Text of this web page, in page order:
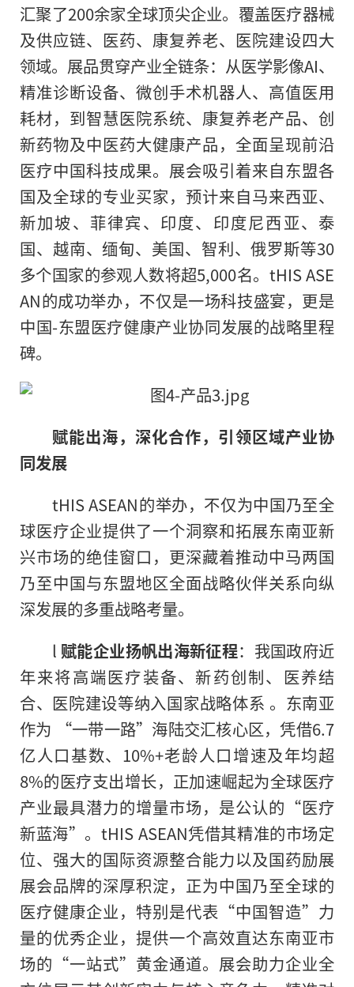
汇聚了200余家全球顶尖企业。覆盖医疗器械
及供应链、医药、康复养老、医院建设四大
领域。展品贯穿产业全链条：从医学影像AI、
精准诊断设备、微创手术机器人、高值医用
耗材，到智慧医院系统、康复养老产品、创
新药物及中医药大健康产品，全面呈现前沿
医疗中国科技成果。展会吸引着来自东盟各
国及全球的专业买家，预计来自马来西亚、
新加坡、菲律宾、印度、印度尼西亚、泰
国、越南、缅甸、美国、智利、俄罗斯等30
多个国家的参观人数将超5,000名。tHIS ASE
AN的成功举办，不仅是一场科技盛宴，更是
中国-东盟医疗健康产业协同发展的战略里程
碑。
赋能出海，深化合作，引领区域产业协
同发展
tHIS ASEAN的举办，不仅为中国乃至全
球医疗企业提供了一个洞察和拓展东南亚新
兴市场的绝佳窗口，更深藏着推动中马两国
乃至中国与东盟地区全面战略伙伴关系向纵
深发展的多重战略考量。
l 赋能企业扬帆出海新征程：我国政府近
年来将高端医疗装备、新药创制、医养结
合、医院建设等纳入国家战略体系 。东南亚
作为 “一带一路”海陆交汇核心区，凭借6.7
亿人口基数、10%+老龄人口增速及年均超
8%的医疗支出增长，正加速崛起为全球医疗
产业最具潜力的增量市场，是公认的“医疗
新蓝海”。tHIS ASEAN凭借其精准的市场定
位、强大的国际资源整合能力以及国药励展
展会品牌的深厚积淀，正为中国乃至全球的
医疗健康企业，特别是代表“中国智造”力
量的优秀企业，提供一个高效直达东南亚市
场的“一站式”黄金通道。展会助力企业全